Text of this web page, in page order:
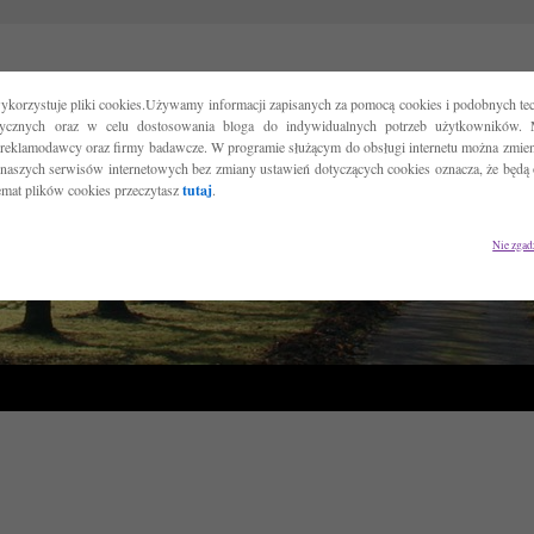
pliki cookies.Używamy informacji zapisanych za pomocą cookies i podobnych
oraz w celu dostosowania bloga do indywidualnych potrzeb użytkowników.
oraz firmy badawcze. W programie służącym do obsługi internetu można
serwisów internetowych bez zmiany ustawień dotyczących cookies oznacza, że będą
plików cookies przeczytasztutaj.
Nie